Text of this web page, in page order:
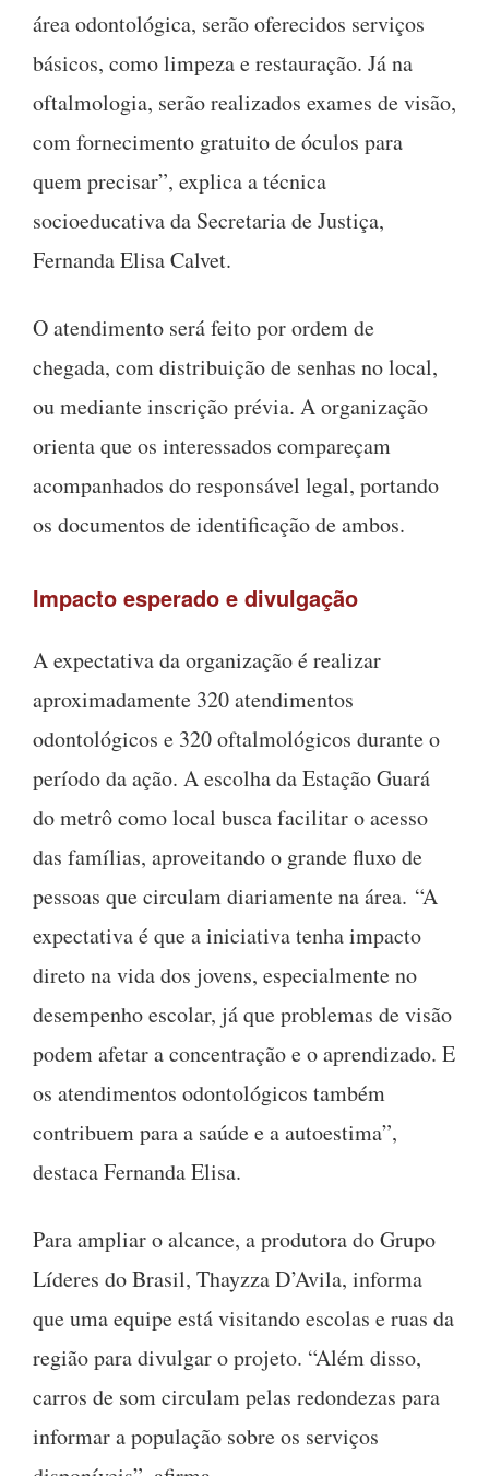
área odontológica, serão oferecidos serviços
básicos, como limpeza e restauração. Já na
oftalmologia, serão realizados exames de visão,
com fornecimento gratuito de óculos para
quem precisar”, explica a técnica
socioeducativa da Secretaria de Justiça,
Fernanda Elisa Calvet.
O atendimento será feito por ordem de
chegada, com distribuição de senhas no local,
ou mediante inscrição prévia. A organização
orienta que os interessados compareçam
acompanhados do responsável legal, portando
os documentos de identificação de ambos.
Impacto esperado e divulgação
A expectativa da organização é realizar
aproximadamente 320 atendimentos
odontológicos e 320 oftalmológicos durante o
período da ação. A escolha da Estação Guará
do metrô como local busca facilitar o acesso
das famílias, aproveitando o grande fluxo de
pessoas que circulam diariamente na área. “A
expectativa é que a iniciativa tenha impacto
direto na vida dos jovens, especialmente no
desempenho escolar, já que problemas de visão
podem afetar a concentração e o aprendizado. E
os atendimentos odontológicos também
contribuem para a saúde e a autoestima”,
destaca Fernanda Elisa.
Para ampliar o alcance, a produtora do Grupo
Líderes do Brasil, Thayzza D’Avila, informa
que uma equipe está visitando escolas e ruas da
região para divulgar o projeto. “Além disso,
carros de som circulam pelas redondezas para
informar a população sobre os serviços